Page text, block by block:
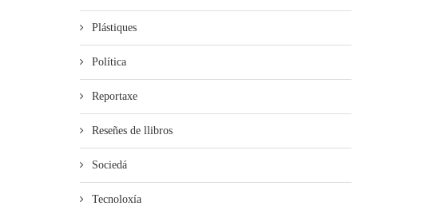
Plástiques
Política
Reportaxe
Reseñes de llibros
Sociedá
Tecnoloxía